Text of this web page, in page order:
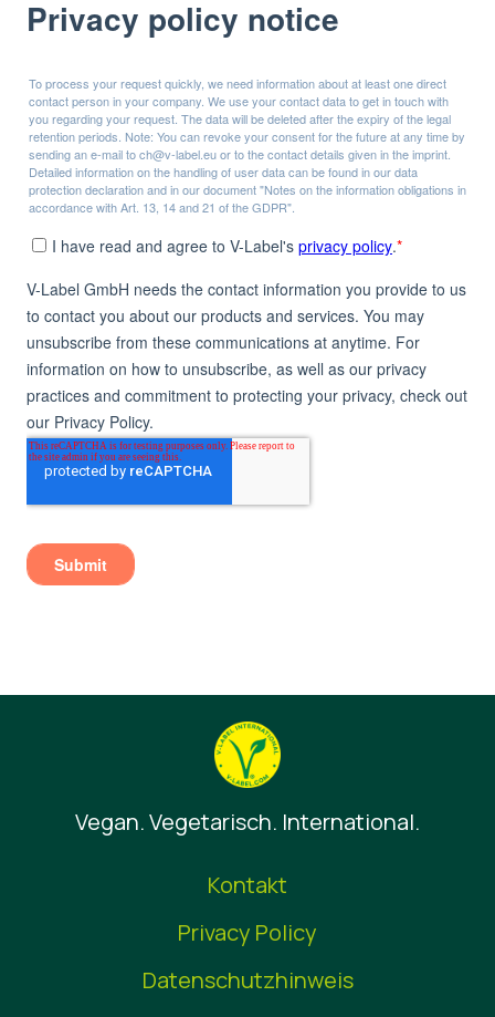
Vegan. Vegetarisch. International.
Kontakt
Privacy Policy
Datenschutzhinweis